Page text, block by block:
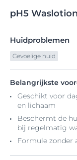
pH5 Waslotion
Huidproblemen
Gevoelige huid
Belangrijkste
Geschikt voor
en lichaam
Beschermt de
bij regelmatig
Formule zonder